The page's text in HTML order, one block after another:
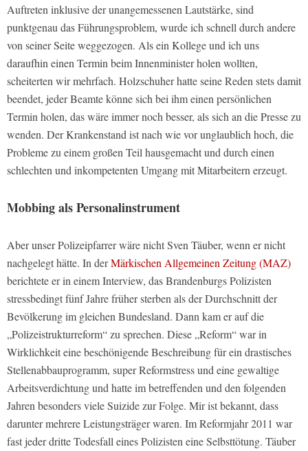
Auftreten inklusive der unangemessenen Lautstärke, sind
punktgenau das Führungsproblem, wurde ich schnell durch andere
von seiner Seite weggezogen. Als ein Kollege und ich uns
daraufhin einen Termin beim Innenminister holen wollten,
scheiterten wir mehrfach. Holzschuher hatte seine Reden stets damit
beendet, jeder Beamte könne sich bei ihm einen persönlichen
Termin holen, das wäre immer noch besser, als sich an die Presse zu
wenden. Der Krankenstand ist nach wie vor unglaublich hoch, die
Probleme zu einem großen Teil hausgemacht und durch einen
schlechten und inkompetenten Umgang mit Mitarbeitern erzeugt.
Mobbing als Personalinstrument
Aber unser Polizeipfarrer wäre nicht Sven Täuber, wenn er nicht
nachgelegt hätte. In derMärkischen Allgemeinen Zeitung (MAZ)
berichtete er in einem Interview, das Brandenburgs Polizisten
stressbedingt fünf Jahre früher sterben als der Durchschnitt der
Bevölkerung im gleichen Bundesland. Dann kam er auf die
„Polizeistrukturreform“ zu sprechen. Diese „Reform“ war in
Wirklichkeit eine beschönigende Beschreibung für ein drastisches
Stellenabbauprogramm, super Reformstress und eine gewaltige
Arbeitsverdichtung und hatte im betreffenden und den folgenden
Jahren besonders viele Suizide zur Folge. Mir ist bekannt, dass
darunter mehrere Leistungsträger waren. Im Reformjahr 2011 war
fast jeder dritte Todesfall eines Polizisten eine Selbsttötung. Täuber